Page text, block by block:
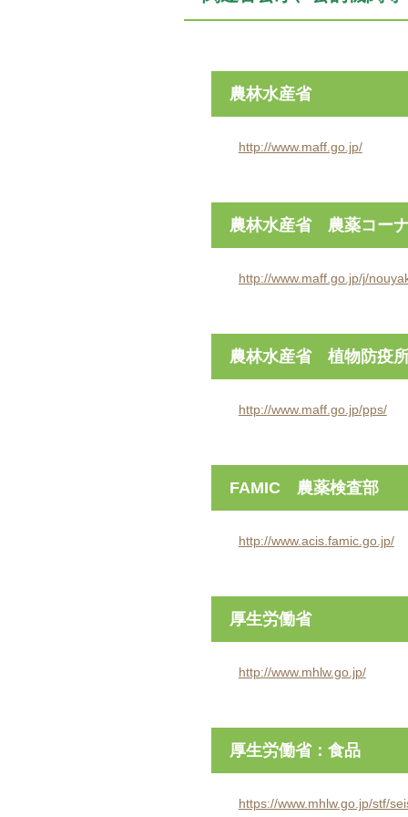
農林水産省
http://www.maff.go.jp/
農林水産省 農薬コー
http://www.maff.go.jp/j/
農林水産省 植物防疫
http://www.maff.go.jp/pps/
FAMIC 農薬検査部
http://www.acis.famic.go.jp/
厚生労働省
http://www.mhlw.go.jp/
厚生労働省：食品
https://www.mhlw.go.jp/stf/